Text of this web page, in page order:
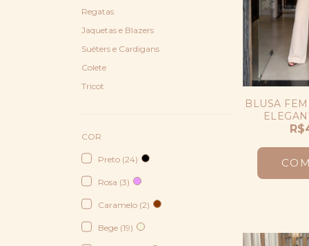
Regatas
Jaquetas e Blazers
Suéters e Cardigans
Colete
Tricot
COR
Preto (24)
Rosa (3)
Caramelo (2)
Bege (19)
BLUSA